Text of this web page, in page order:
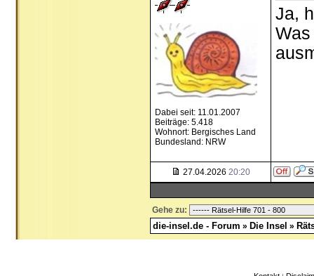
Dabei seit: 11.01.2007
Beiträge: 5.418
Wohnort: Bergisches Land
Bundesland: NRW
Ja,
27.04.2026 20:20
Gehe zu:
die-insel.de - Forum » Die Insel »